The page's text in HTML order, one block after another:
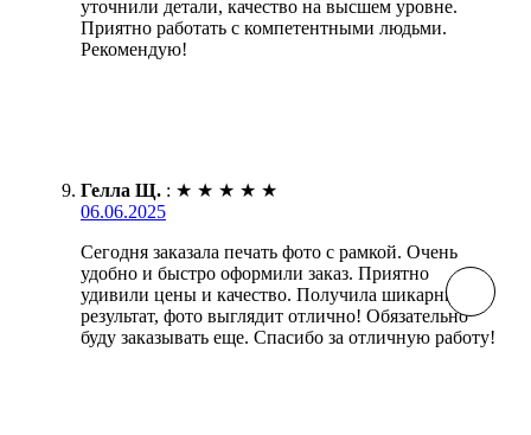
уточнили детали, качество на высшем уровне.
Приятно работать с компетентными людьми.
Рекомендую!
Гелла Щ. : ★ ★ ★ ★ ★
06.06.2025
Сегодня заказала печать фото с рамкой. Очень
удобно и быстро оформили заказ. Приятно
удивили цены и качество. Получила шикарный
результат, фото выглядит отлично! Обязательно
буду заказывать еще. Спасибо за отличную работу!